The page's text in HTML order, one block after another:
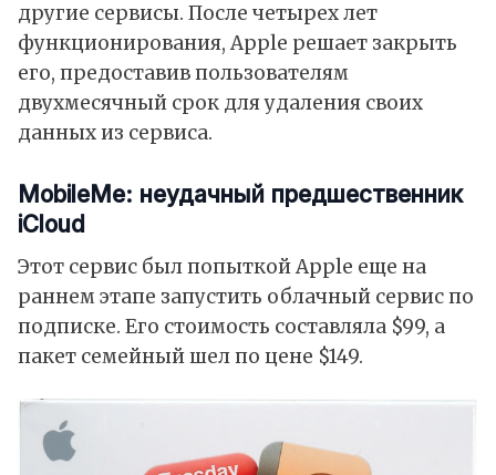
другие сервисы. После четырех лет
функционирования, Apple решает закрыть
его, предоставив пользователям
двухмесячный срок для удаления своих
данных из сервиса.
MobileMe: неудачный предшественник
iCloud
Этот сервис был попыткой Apple еще на
раннем этапе запустить облачный сервис по
подписке. Его стоимость составляла $99, а
пакет семейный шел по цене $149.